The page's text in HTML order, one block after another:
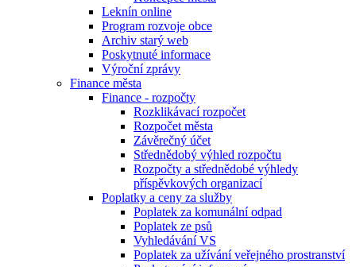
Leknín online
Program rozvoje obce
Archiv starý web
Poskytnuté informace
Výroční zprávy
Finance města
Finance - rozpočty
Rozklikávací rozpočet
Rozpočet města
Závěrečný účet
Střednědobý výhled rozpočtu
Rozpočty a střednědobé výhledy
příspěvkových organizací
Poplatky a ceny za služby
Poplatek za komunální odpad
Poplatek ze psů
Vyhledávání VS
Poplatek za užívání veřejného prostranství